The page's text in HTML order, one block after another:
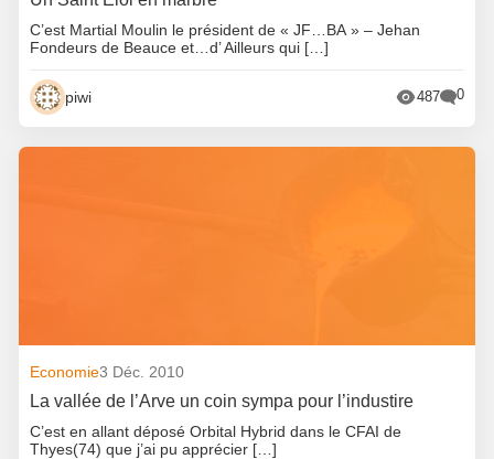
C’est Martial Moulin le président de « JF…BA » – Jehan
Fondeurs de Beauce et…d’ Ailleurs qui […]
piwi 487 0
Economie3 Déc. 2010
La vallée de l’Arve un coin sympa pour l’industire
C’est en allant déposé Orbital Hybrid dans le CFAI de
Thyes(74) que j’ai pu apprécier […]